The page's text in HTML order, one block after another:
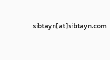
sibtayn[at]sibtayn.com